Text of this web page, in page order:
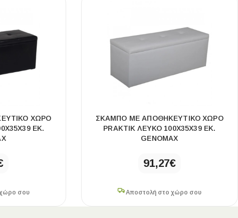
ΧΏΡΟ
ΕΚ.
σου
ΣΚΑΜΠΌ ΜΕ ΑΠΟΘΗΚΕΥΤΙΚΌ ΧΏΡΟ
PRAKTIK ΛΕΥΚΌ 100X35X39 ΕΚ.
GENOMAX
91,27€
Αποστολή στο χώρο σου